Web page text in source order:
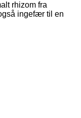
rhizom fra
ingefær til en